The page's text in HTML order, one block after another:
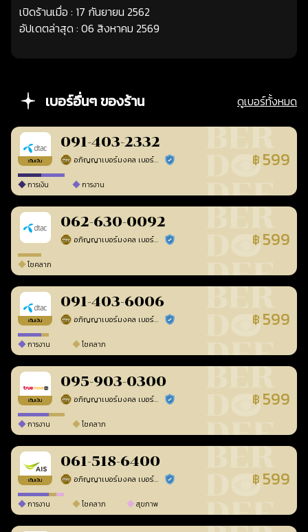
เปิดร้านเมื่อ : 17 กันยายน 2562
อัปเดตล่าสุด : 06 สิงหาคม 2569
เบอร์อื่นๆ ของร้าน ดูเบอร์ทั้งหมด
เติมเงิน
091-403-2332
อภิญญาเบอร์มงคล เบอร์สวยเลขศาสตร์ ร้านยืนยันแล้ว ฿ 599
การเงิน การงาน
062-630-0092
อภิญญาเบอร์มงคล เบอร์สวยเลขศาสตร์ ร้านยืนยันแล้ว ฿ 599
โชคลาภ
เติมเงิน
091-403-6006
อภิญญาเบอร์มงคล เบอร์สวยเลขศาสตร์ ร้านยืนยันแล้ว ฿ 599
การงาน โชคลาภ
เติมเงิน
095-903-0300
อภิญญาเบอร์มงคล เบอร์สวยเลขศาสตร์ ร้านยืนยันแล้ว ฿ 599
การงาน โชคลาภ
เติมเงิน
061-518-6400
อภิญญาเบอร์มงคล เบอร์สวยเลขศาสตร์ ร้านยืนยันแล้ว ฿ 599
การงาน โชคลาภ สุขภาพ